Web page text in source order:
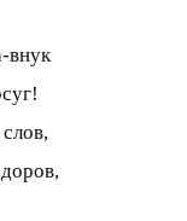
внук